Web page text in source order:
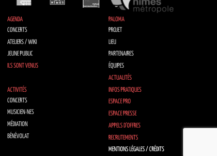
AGENDA
CONCERTS
ATELIERS / WIKI
JEUNE PUBLIC
ILS SONT VENUS
PALOMA
PROJET
LIEU
PARTENAIRES
ÉQUIPES
ACTUALITÉS
ACTIVITÉS
CONCERTS
MUSICIEN·NES
MÉDIATION
BÉNÉVOLAT
INFOS PRATIQUES
ESPACE PRO
ESPACE PRESSE
APPELS D’OFFRES
RECRUTEMENTS
MENTIONS LÉGALES / CRÉDITS